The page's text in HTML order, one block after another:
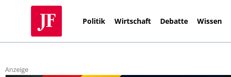
Politik Wirtschaft Debatte Wissen
Anzeige